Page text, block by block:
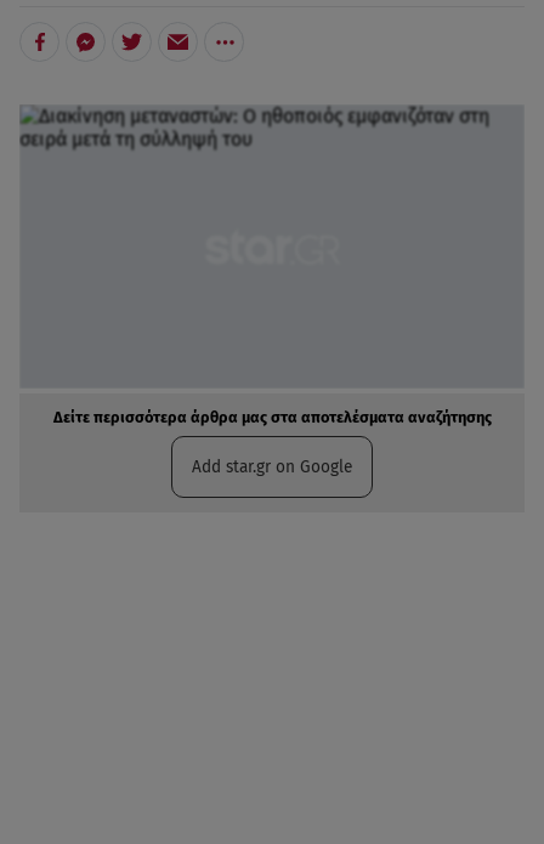
Δείτε περισσότερα άρθρα μας στα αποτελέσματα αναζήτησης
Add star.gr on Google